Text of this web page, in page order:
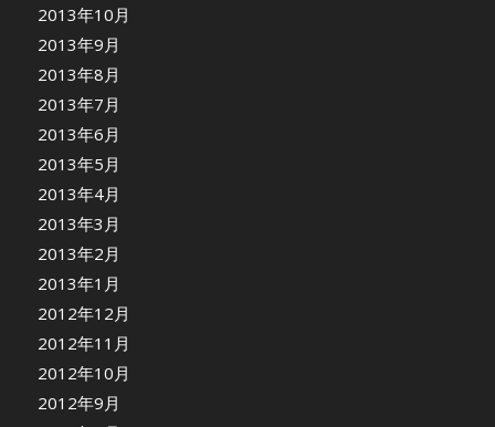
2013年10月
2013年9月
2013年8月
2013年7月
2013年6月
2013年5月
2013年4月
2013年3月
2013年2月
2013年1月
2012年12月
2012年11月
2012年10月
2012年9月